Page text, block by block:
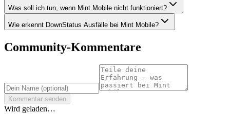
Was soll ich tun, wenn Mint Mobile nicht funktioniert?
Wie erkennt DownStatus Ausfälle bei Mint Mobile?
Community-Kommentare
Kommentar senden
Wird geladen…